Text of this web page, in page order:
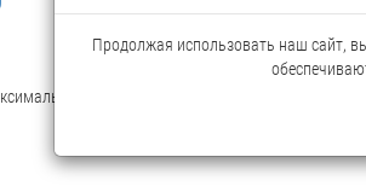
дифференцированный
Продолжая использовать наш сайт,